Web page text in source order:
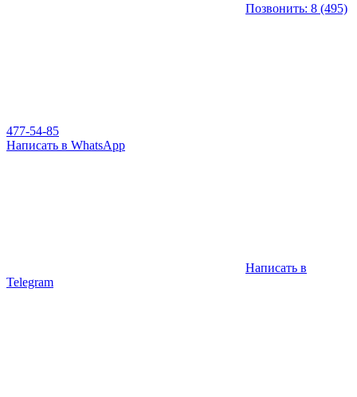
Позвонить: 8 (495)
477-54-85
Написать в WhatsApp
Написать в
Telegram